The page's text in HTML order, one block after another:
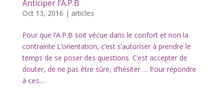
Anticiper l’A.P.B
Oct 13, 2016 | articles
Pour que l’A.P.B soit vécue dans le confort et non la
contrainte L’orientation, c’est s’autoriser à prendre le
temps de se poser des questions. C’est accepter de
douter, de ne pas être sûre, d’hésiter … Pour répondre
à ces...